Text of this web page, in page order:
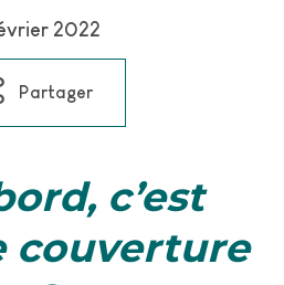
2022
Partager
c’est
couverture